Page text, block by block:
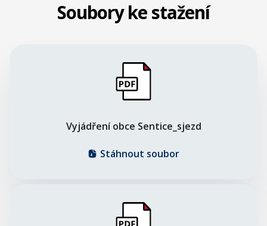
Soubory ke stažení
Vyjádření obce Sentice_sjezd
Stáhnout soubor